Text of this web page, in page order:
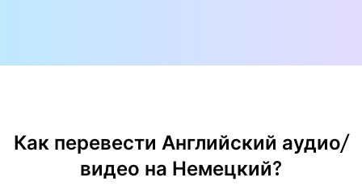
Как перевести Английский аудио/
видео на Немецкий?